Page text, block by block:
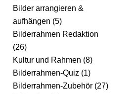
Bilder arrangieren &
aufhängen (5)
Bilderrahmen Redaktion
(26)
Kultur und Rahmen (8)
Bilderrahmen-Quiz (1)
Bilderrahmen-Zubehör (27)